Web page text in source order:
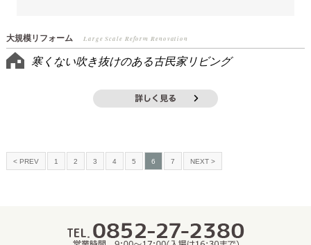
大規模リフォーム Large Scale Reform Renovation
寒くない吹き抜けのある古民家リビング
< PREV 1 2 3 4 5 6 7 NEXT >